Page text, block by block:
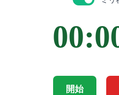
開始